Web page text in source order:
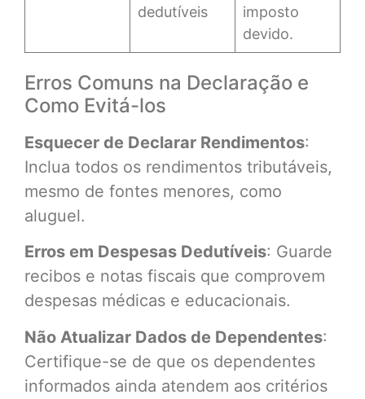
dedutíveis
imposto
devido.
Erros Comuns na Declaração e
Como Evitá-los
Esquecer de Declarar Rendimentos:
Inclua todos os rendimentos tributáveis,
mesmo de fontes menores, como
aluguel.
Erros em Despesas Dedutíveis: Guarde
recibos e notas fiscais que comprovem
despesas médicas e educacionais.
Não Atualizar Dados de Dependentes:
Certifique-se de que os dependentes
informados ainda atendem aos critérios